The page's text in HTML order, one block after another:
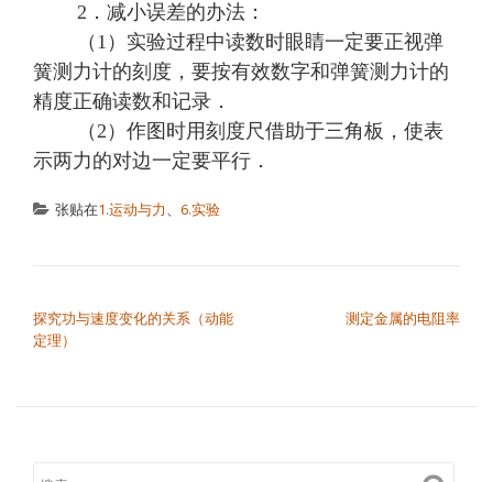
2．减小误差的办法：
（1）实验过程中读数时眼睛一定要正视弹
簧测力计的刻度，要按有效数字和弹簧测力计的
精度正确读数和记录．
（2）作图时用刻度尺借助于三角板，使表
示两力的对边一定要平行．
张贴在1.运动与力、 6.实验
探究功与速度变化的关系（动能
定理）
测定金属的电阻率